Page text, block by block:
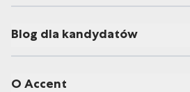
Blog dla kandydatów
O Accent